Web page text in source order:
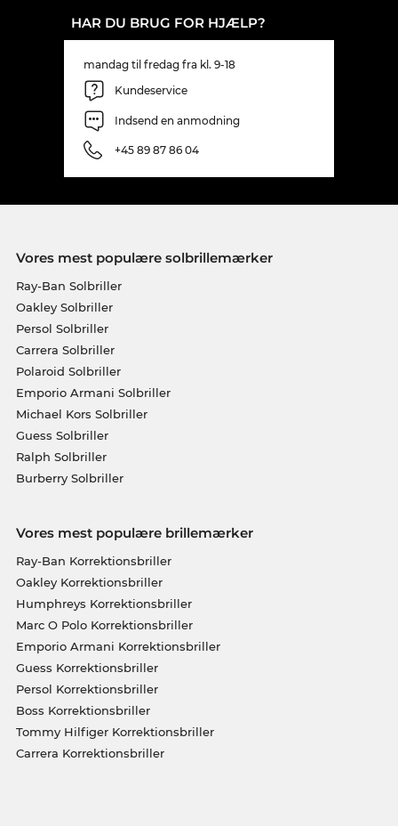
HAR DU BRUG FOR HJÆLP?
mandag til fredag fra kl. 9-18
Kundeservice
Indsend en anmodning
+45 89 87 86 04
Vores mest populære solbrillemærker
Ray-Ban Solbriller
Oakley Solbriller
Persol Solbriller
Carrera Solbriller
Polaroid Solbriller
Emporio Armani Solbriller
Michael Kors Solbriller
Guess Solbriller
Ralph Solbriller
Burberry Solbriller
Vores mest populære brillemærker
Ray-Ban Korrektionsbriller
Oakley Korrektionsbriller
Humphreys Korrektionsbriller
Marc O Polo Korrektionsbriller
Emporio Armani Korrektionsbriller
Guess Korrektionsbriller
Persol Korrektionsbriller
Boss Korrektionsbriller
Tommy Hilfiger Korrektionsbriller
Carrera Korrektionsbriller